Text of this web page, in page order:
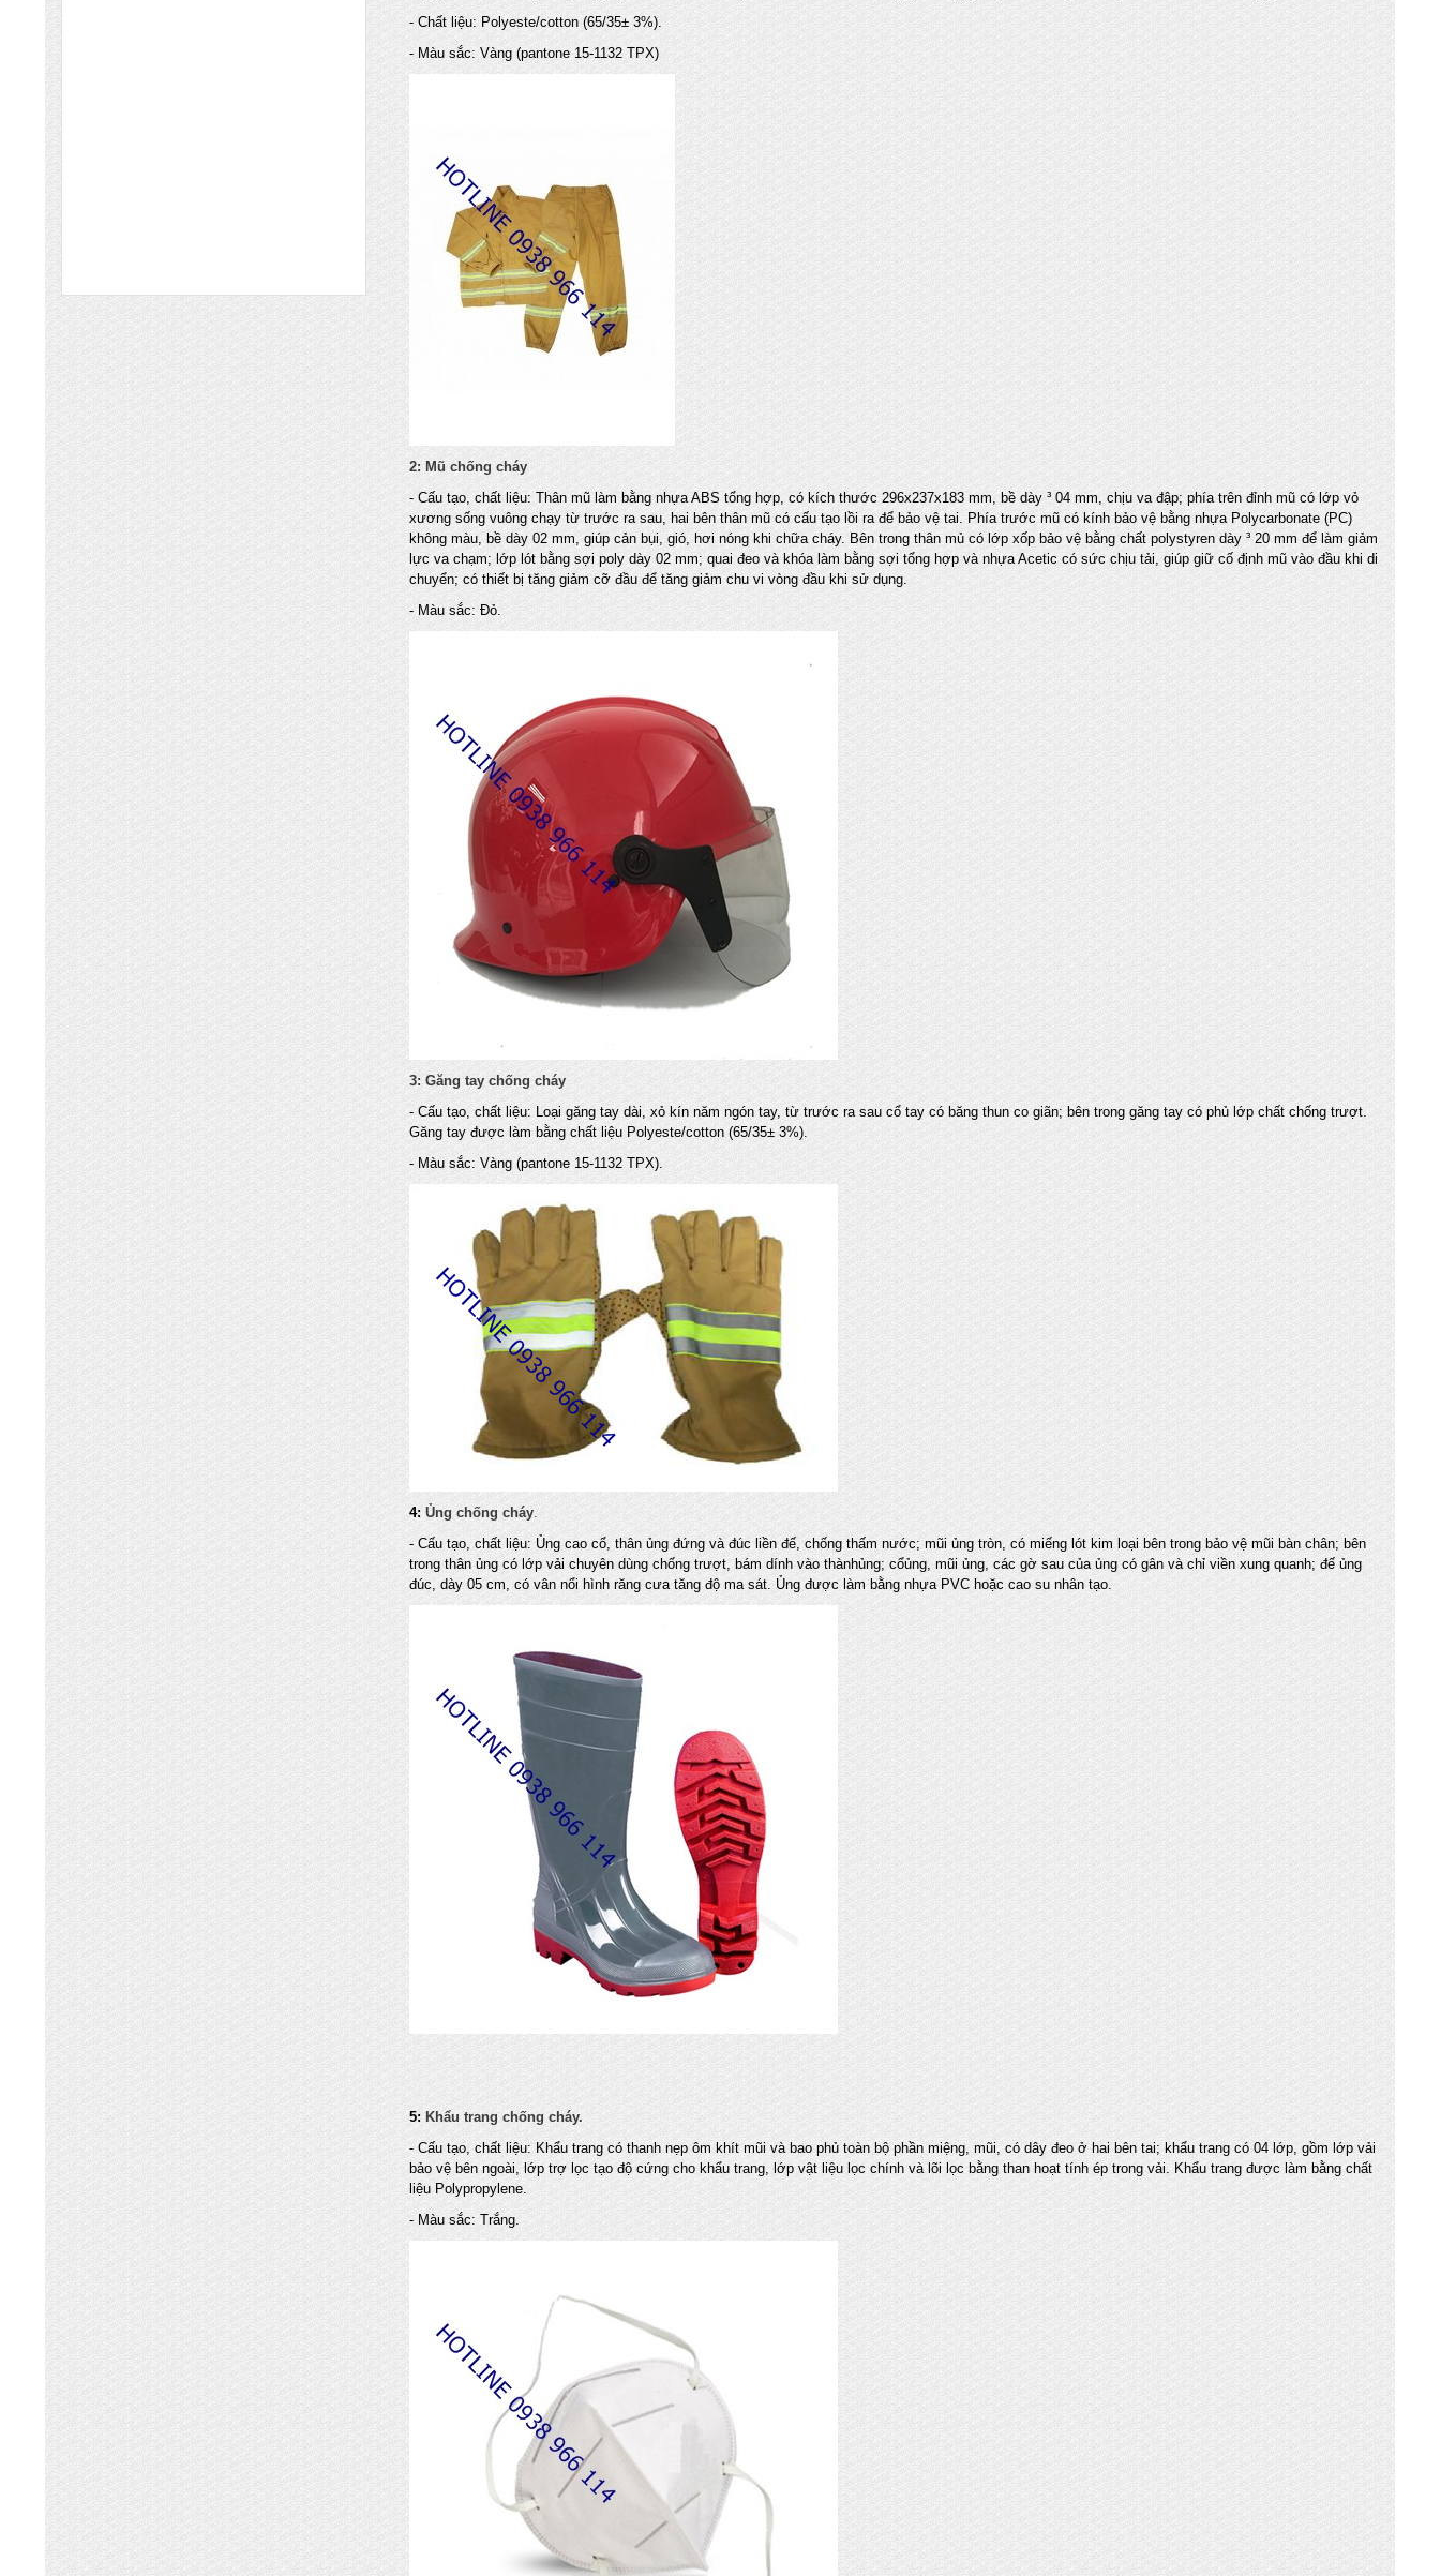
- Chất liệu: Polyeste/cotton (65/35± 3%).
- Màu sắc: Vàng (pantone 15-1132 TPX)
2: Mũ chống cháy
- Cấu tạo, chất liệu: Thân mũ làm bằng nhựa ABS tổng hợp, có kích thước 296x237x183 mm, bề dày ³ 04 mm, chịu va đập; phía trên đỉnh mũ có lớp vỏ
xương sống vuông chạy từ trước ra sau, hai bên thân mũ có cấu tạo lồi ra để bảo vệ tai. Phía trước mũ có kính bảo vệ bằng nhựa Polycarbonate (PC)
không màu, bề dày 02 mm, giúp cản bụi, gió, hơi nóng khi chữa cháy. Bên trong thân mủ có lớp xốp bảo vệ bằng chất polystyren dày ³ 20 mm để làm giảm
lực va chạm; lớp lót bằng sợi poly dày 02 mm; quai đeo và khóa làm bằng sợi tổng hợp và nhựa Acetic có sức chịu tải, giúp giữ cố định mũ vào đầu khi di
chuyển; có thiết bị tăng giảm cỡ đầu để tăng giảm chu vi vòng đầu khi sử dụng.
- Màu sắc: Đỏ.
3: Găng tay chống cháy
- Cấu tạo, chất liệu: Loại găng tay dài, xỏ kín năm ngón tay, từ trước ra sau cổ tay có băng thun co giãn; bên trong găng tay có phủ lớp chất chống trượt.
Găng tay được làm bằng chất liệu Polyeste/cotton (65/35± 3%).
- Màu sắc: Vàng (pantone 15-1132 TPX).
4: Ủng chống cháy.
- Cấu tạo, chất liệu: Ủng cao cổ, thân ủng đứng và đúc liền đế, chống thấm nước; mũi ủng tròn, có miếng lót kim loại bên trong bảo vệ mũi bàn chân; bên
trong thân ủng có lớp vải chuyên dùng chống trượt, bám dính vào thànhủng; cổủng, mũi ủng, các gờ sau của ủng có gân và chỉ viền xung quanh; đế ủng
đúc, dày 05 cm, có vân nổi hình răng cưa tăng độ ma sát. Ủng được làm bằng nhựa PVC hoặc cao su nhân tạo.
5: Khẩu trang chống cháy.
- Cấu tạo, chất liệu: Khẩu trang có thanh nẹp ôm khít mũi và bao phủ toàn bộ phần miệng, mũi, có dây đeo ở hai bên tai; khẩu trang có 04 lớp, gồm lớp vải
bảo vệ bên ngoài, lớp trợ lọc tạo độ cứng cho khẩu trang, lớp vật liệu lọc chính và lõi lọc bằng than hoạt tính ép trong vải. Khẩu trang được làm bằng chất
liệu Polypropylene.
- Màu sắc: Trắng.